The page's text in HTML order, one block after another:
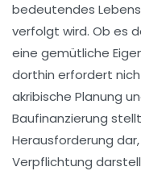
bedeutendes
verfolgt wird. Ob es
eine gemütliche
dorthin erfordert
akribische Planung
Baufinanzierung
Herausforderung
Verpflichtung